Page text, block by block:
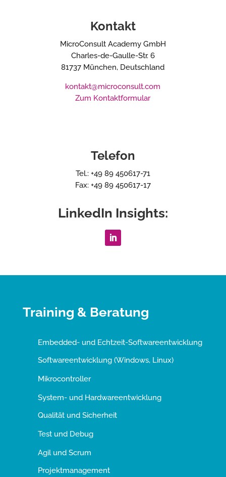
Kontakt
MicroConsult Academy GmbH
Charles-de-Gaulle-Str. 6
81737 München, Deutschland
kontakt@microconsult.com
Zum Kontaktformular
Telefon
Tel.: +49 89 450617-71
Fax: +49 89 450617-17
LinkedIn Insights:
Training & Beratung
Embedded- und Echtzeit-Softwareentwicklung
Softwareentwicklung (Windows, Linux)
Mikrocontroller
System- und Hardwareentwicklung
Qualität und Sicherheit
Test und Debug
Agil und Scrum
Projektmanagement